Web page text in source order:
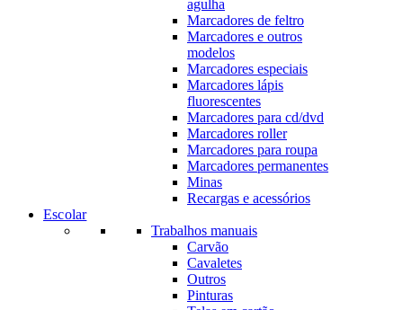
agulha
Marcadores de feltro
Marcadores e outros
modelos
Marcadores especiais
Marcadores lápis
fluorescentes
Marcadores para cd/dvd
Marcadores roller
Marcadores para roupa
Marcadores permanentes
Minas
Recargas e acessórios
Escolar
Trabalhos manuais
Carvão
Cavaletes
Outros
Pinturas